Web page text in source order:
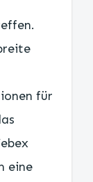
für
eine